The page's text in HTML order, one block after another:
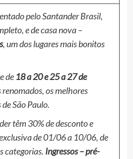
pelo Santander Brasil,
e de casa nova –
, um dos lugares mais bonitos
de 18 a 20 e 25 a 27 de
renomados, os melhores
São Paulo.
têm 30% de desconto e
de 01/06 a 10/06, de
categorias. Ingressos – pré-